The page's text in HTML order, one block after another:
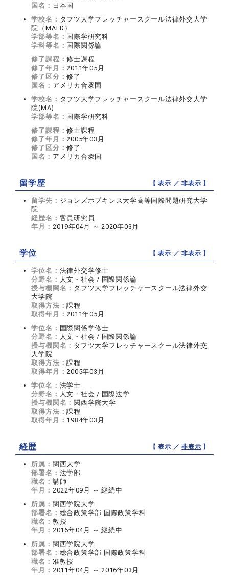
国名： 日本国
学校名： タフツ大学フレッチャースクール法律外交大学
院（MALD）
学部等名： 国際学研究科
学科等名： 国際関係論
修了課程：修士課程
修了年月：2011年05月
修了区分：修了
国名： アメリカ合衆国
学校名： タフツ大学フレッチャースクール法律外交大学
院(MA)
学部等名： 国際学研究科
修了課程：修士課程
修了年月：2005年03月
修了区分：修了
国名： アメリカ合衆国
留学歴 【 表示 ／非表示 】
留学先： ジョンズホプキンス大学高等国際問題研究大学
院
経歴名： 客員研究員
年月： 2019年04月 ～ 2020年03月
学位 【 表示 ／非表示 】
学位名： 法律外交学修士
分野名： 人文・社会 / 国際関係論
授与機関名： タフツ大学フレッチャースクール法律外交
大学院
取得方法：課程
取得年月：2011年05月
学位名： 国際関係学修士
分野名： 人文・社会 / 国際関係論
授与機関名： タフツ大学フレッチャースクール法律外交
大学院
取得方法：課程
取得年月：2005年03月
学位名： 法学士
分野名： 人文・社会 / 国際法学
授与機関名： 関西学院大学
取得方法：課程
取得年月： 1984年03月
経歴 【 表示 ／非表示 】
所属： 関西大学
部署名： 法学部
職名： 講師
年月： 2022年09月 ～ 継続中
所属： 関西学院大学
部署名： 総合政策学部 国際政策学科
職名： 教授
年月： 2016年04月 ～ 継続中
所属： 関西学院大学
部署名： 総合政策学部 国際政策学科
職名： 准教授
年月： 2011年04月 ～ 2016年03月